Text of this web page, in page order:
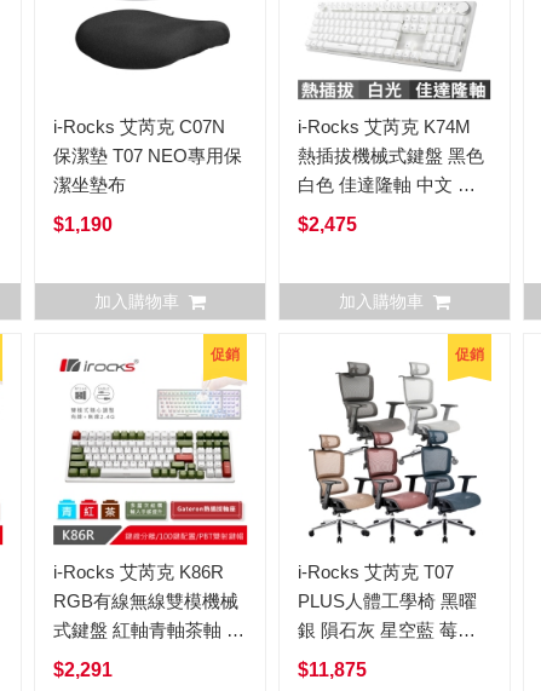
i-Rocks 艾芮克 C07N
保潔墊 T07 NEO專用保
潔坐墊布
$1,190
加入購物車
i-Rocks 艾芮克 K74M
熱插拔機械式鍵盤 黑色
白色 佳達隆軸 中文 白
光
$2,475
加入購物車
促銷
i-Rocks 艾芮克 K86R
RGB有線無線雙模機械
式鍵盤 紅軸青軸茶軸 白
色宇治金時 佳達隆軸版
$2,291
促銷
i-Rocks 艾芮克 T07
PLUS人體工學椅 黑曜
銀 隕石灰 星空藍 莓果
紅 可可棕
$11,875